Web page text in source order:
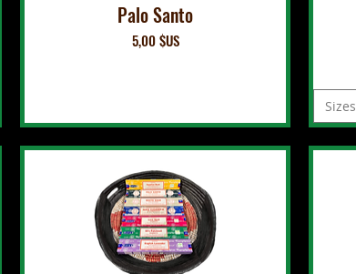
Palo Santo
Prix
5,00 $US
Sizes